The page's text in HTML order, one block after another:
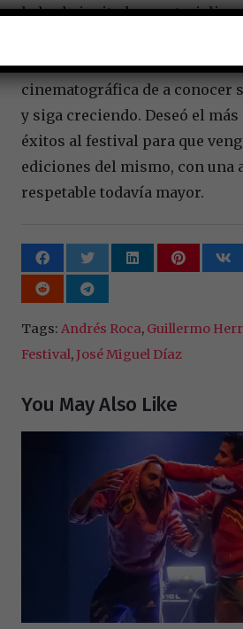
haberle invitado a materializar
espacios para que la
cinematográfica de a conocer
y siga creciendo. Deseó el
éxitos al festival para que
ediciones del mismo, con una
respetable todavía mayor.
Tags: Andrés Roca, Guillermo
Festival, José Miguel Díaz
You May Also Like